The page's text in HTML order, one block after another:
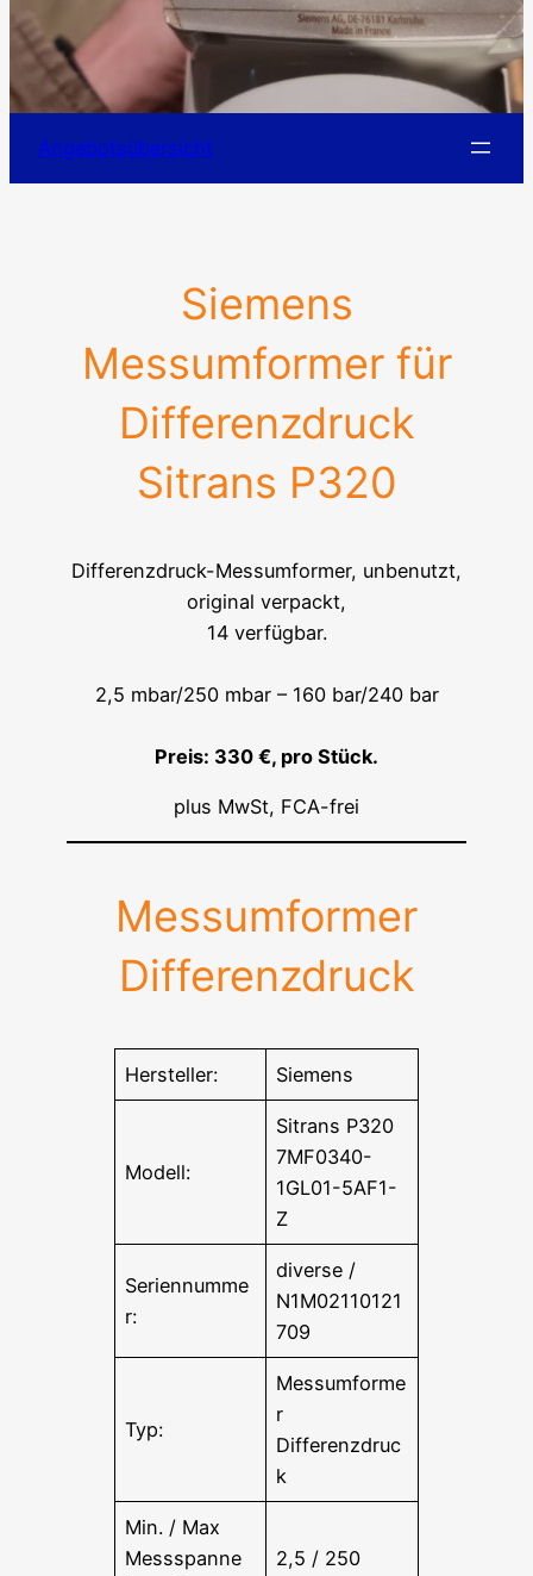
Angebotsübersicht
Siemens
Messumformer für
Differenzdruck
Sitrans P320
Differenzdruck-Messumformer, unbenutzt,
original verpackt,
14 verfügbar.
2,5 mbar/250 mbar – 160 bar/240 bar
Preis: 330 €, pro Stück.
plus MwSt, FCA-frei
Messumformer
Differenzdruck
Hersteller: Siemens
Modell:
Sitrans P320
7MF0340-
1GL01-5AF1-
Z
Seriennumme
r:
diverse /
N1M02110121
709
Typ:
Messumforme
r
Differenzdruc
k
Min. / Max
Messspanne
2,5 / 250